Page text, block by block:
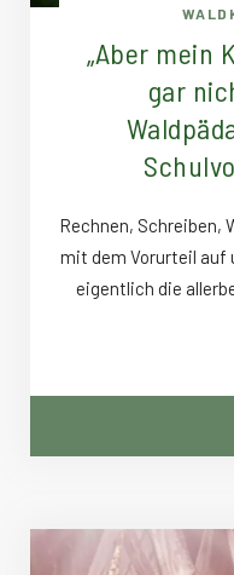
„Aber mein
gar
Rechnen, Schreiben,
mit dem Vorurteil auf
eigentlich die